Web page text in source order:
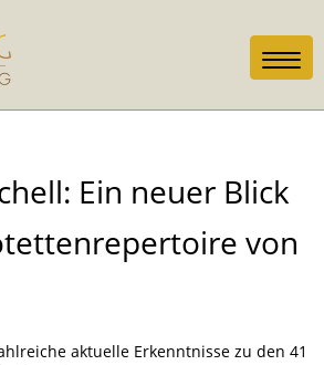
Ein neuer Blick
von
aktuelle Erkenntnisse zu den 41